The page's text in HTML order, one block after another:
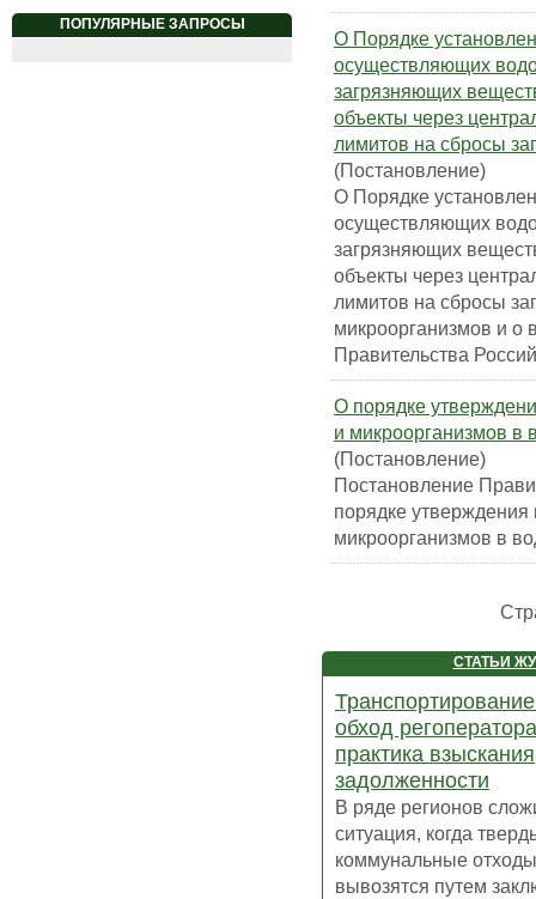
ПОПУЛЯРНЫЕ ЗАПРОСЫ
О Порядке
осуществляющих
загрязняющих
объекты через
лимитов на сбросы
(Постановление)
О Порядке
осуществляющих
загрязняющих
объекты через
лимитов на сбросы
микроорганизмов и о
Правительства
О порядке
и микроорганизмов в
(Постановление)
Постановление
порядке
микроорганизмов в
СТАТЬИ
обход
практика взыскания
задолженности
В ряде регионов
ситуация, когда
коммунальные
вывозятся путем